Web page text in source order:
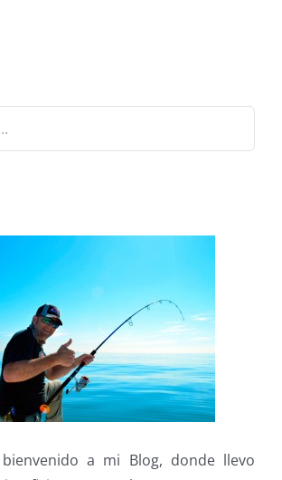
a mi Blog, donde llevo